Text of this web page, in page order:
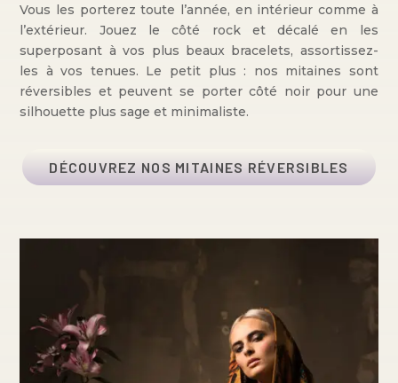
Vous les porterez toute l’année, en intérieur comme à
l’extérieur. Jouez le côté rock et décalé en les
superposant à vos plus beaux bracelets, assortissez-
les à vos tenues. Le petit plus : nos mitaines sont
réversibles et peuvent se porter côté noir pour une
silhouette plus sage et minimaliste.
DÉCOUVREZ NOS MITAINES RÉVERSIBLES